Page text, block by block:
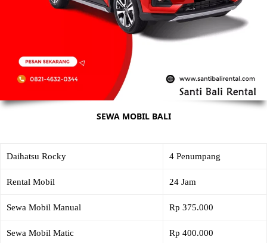
SEWA MOBIL BALI
Daihatsu Rocky 4 Penumpang
Rental Mobil 24 Jam
Sewa Mobil Manual Rp 375.000
Sewa Mobil Matic Rp 400.000